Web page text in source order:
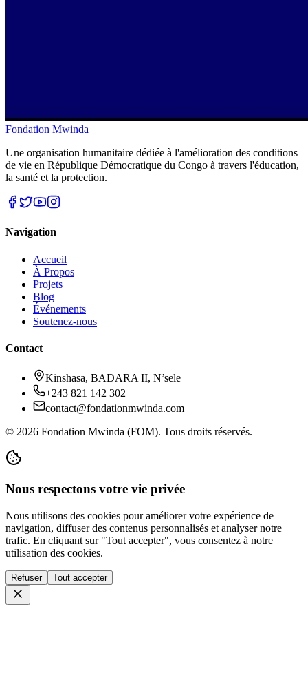
Fondation Mwinda
Une organisation humanitaire dédiée à l'amélioration des conditions
de vie en République Démocratique du Congo à travers l'éducation,
la santé et la protection.
Navigation
Accueil
À Propos
Projets
Blog
Événements
Soutenez-nous
Contact
Kinshasa, BADARA II, N’sele
+243 821 142 302
contact@fondationmwinda.com
© 2026 Fondation Mwinda (FOM). Tous droits réservés.
Nous respectons votre vie privée
Nous utilisons des cookies pour améliorer votre expérience de
navigation, diffuser des contenus personnalisés et analyser notre
trafic. En cliquant sur "Tout accepter", vous consentez à notre
utilisation des cookies.
Refuser Tout accepter